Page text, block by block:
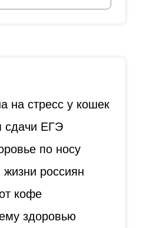
на стресс у кошек
сдачи ЕГЭ
по носу
россиян
кофе
здоровью